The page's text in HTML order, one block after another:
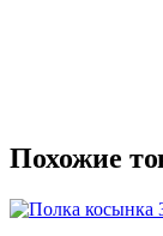
Похожие